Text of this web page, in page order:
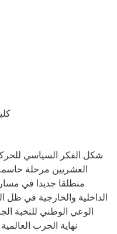
‫شكل الفكر السياسي
العشريين مرحلة
نهاية الحرب